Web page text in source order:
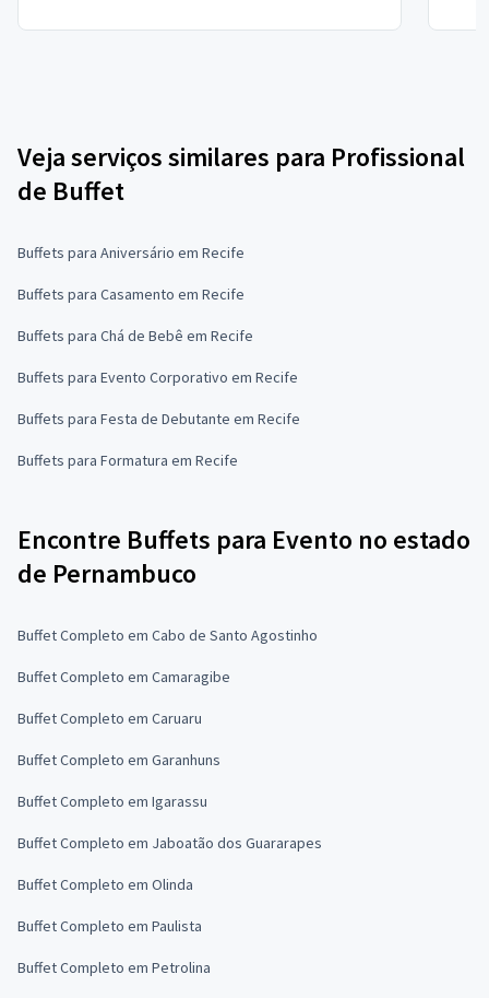
Veja serviços similares para Profissional
de Buffet
Buffets para Aniversário em Recife
Buffets para Casamento em Recife
Buffets para Chá de Bebê em Recife
Buffets para Evento Corporativo em Recife
Buffets para Festa de Debutante em Recife
Buffets para Formatura em Recife
Encontre Buffets para Evento no estado
de Pernambuco
Buffet Completo em Cabo de Santo Agostinho
Buffet Completo em Camaragibe
Buffet Completo em Caruaru
Buffet Completo em Garanhuns
Buffet Completo em Igarassu
Buffet Completo em Jaboatão dos Guararapes
Buffet Completo em Olinda
Buffet Completo em Paulista
Buffet Completo em Petrolina